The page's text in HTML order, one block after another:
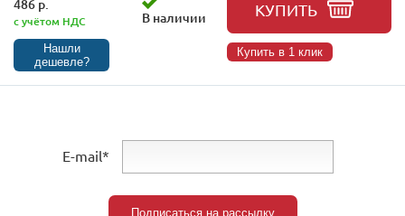
486 р.
с учётом НДС
Нашли
дешевле?
В наличии
КУПИТЬ
Купить в 1 клик
E-mail*